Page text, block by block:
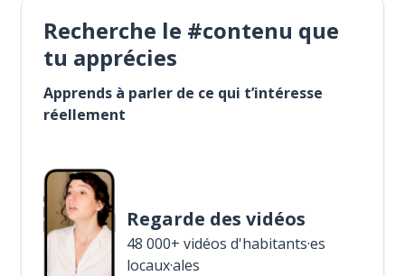
Recherche le #contenu que
tu apprécies
Apprends à parler de ce qui t’intéresse
réellement
Regarde des vidéos
48 000+ vidéos d'habitants·es
locaux·ales